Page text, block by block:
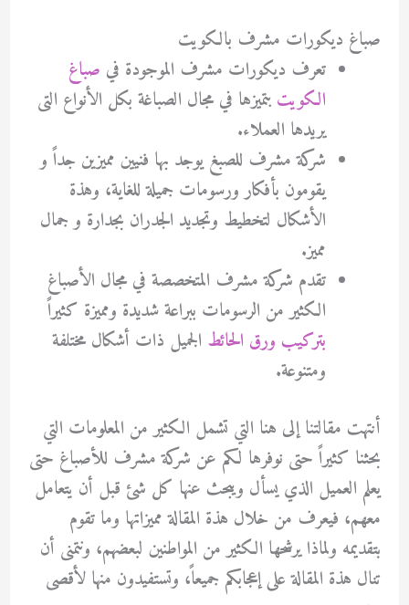
صباغ ديكورات مشرف بالكويت
تعرف ديكورات مشرف الموجودة في صباغ
الكويت بتميزها في مجال الصباغة بكل الأنواع التى
يريدها العملاء.
شركة مشرف للصبغ يوجد بها فنيين مميزين جداً و
يقومون بأفكار ورسومات جميلة للغاية، وهذة
الأشكال لتخطيط وتجديد الجدران بجدارة و جمال
مميز.
تقدم شركة مشرف المتخصصة في مجال الأصباغ
الكثير من الرسومات ببراعة شديدة ومميزة كثيراً
بتركيب ورق الحائط الجميل ذات أشكال مختلفة
ومتنوعة.
أنتهت مقالتنا إلى هنا التي تشمل الكثير من المعلومات التي
بحثنا كثيراً حتى نوفرها لكم عن شركة مشرف للأصباغ حتى
يعلم العميل الذي يسأل ويبحث عنها كل شئ قبل أن يتعامل
معهم، فيعرف من خلال هذة المقالة مميزاتها وما تقوم
بتقديمه ولماذا يرشحها الكثير من المواطنين لبعضهم، ونتمنى أن
تنال هذة المقالة على إعجابكم جميعاً، وتستفيدون منها لأقصى